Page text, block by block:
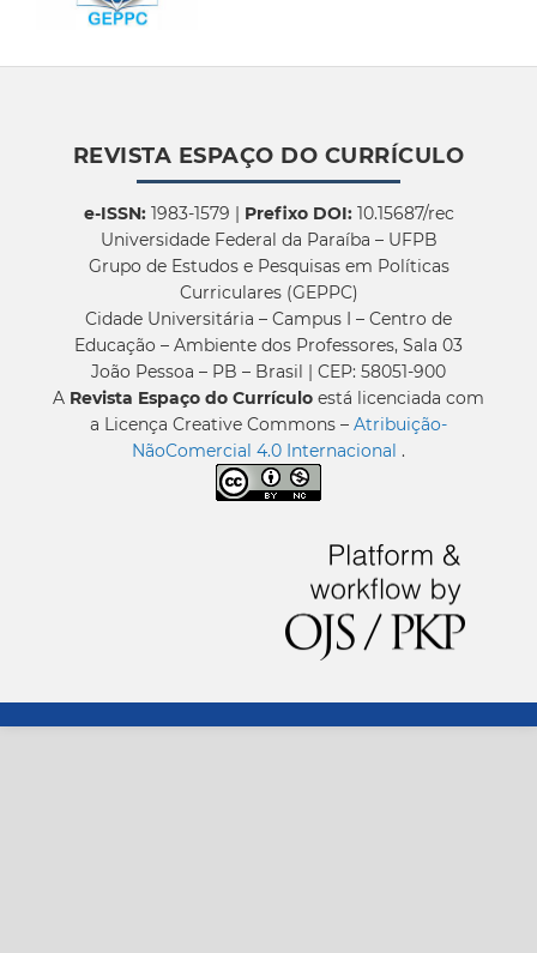
REVISTA ESPAÇO DO CURRÍCULO
e-ISSN:1983-1579 | Prefixo DOI:10.15687/rec
Universidade Federal da Paraíba – UFPB
Grupo de Estudos e Pesquisas em Políticas
Curriculares (GEPPC)
Cidade Universitária – Campus I – Centro de
Educação – Ambiente dos Professores, Sala 03
João Pessoa – PB – Brasil | CEP: 58051-900
A Revista Espaço do Currículo está licenciada com
a Licença Creative Commons – Atribuição-
NãoComercial 4.0 Internacional .